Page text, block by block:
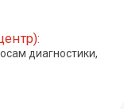
диагностики,